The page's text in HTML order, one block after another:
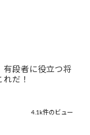
有段者に役立つ将
だ！
4.1k件のビュー